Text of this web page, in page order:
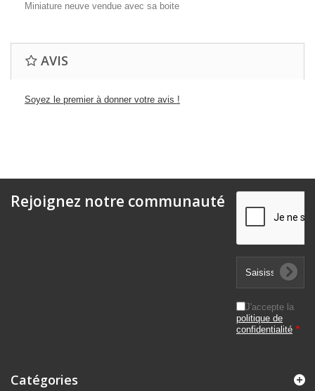
Miniature neuve vendue avec sa boite
AVIS
Soyez le premier à donner votre avis !
Rejoignez notre communauté
J'accepte la
politique de
confidentialité *
Catégories